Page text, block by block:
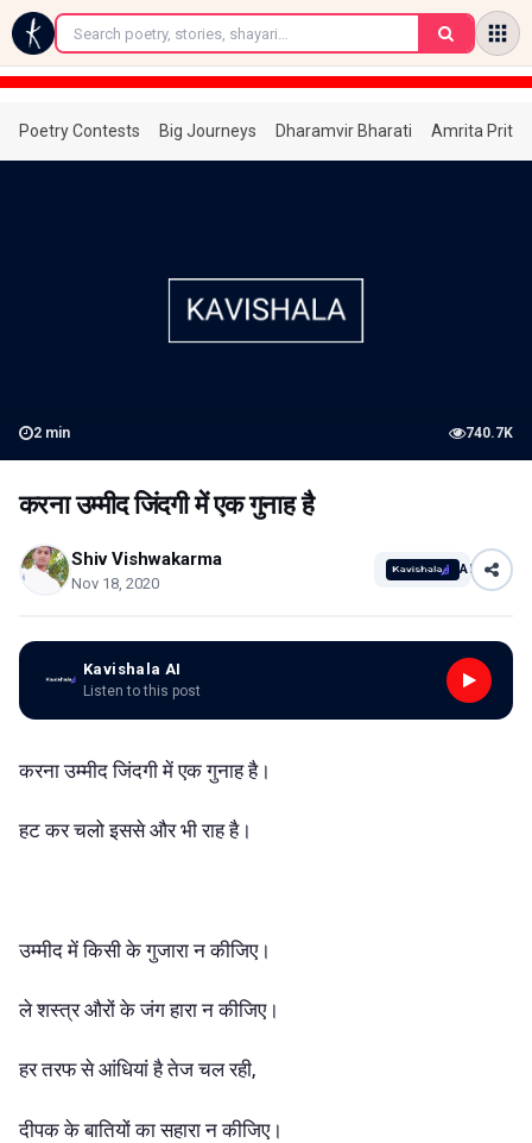
←
Poetry Contests Big Journeys Dharamvir Bharati Amrita
2 min 740.7K
करना उम्मीद जिंदगी में एक गुनाह है
Shiv Vishwakarma
Nov 18, 2020
AI
Kavishala AI
Listen to this post
करना उम्मीद जिंदगी में एक गुनाह है।
हट कर चलो इससे और भी राह है।
उम्मीद में किसी के गुजारा न कीजिए।
ले शस्त्र औरों के जंग हारा न कीजिए।
हर तरफ से आंधियां है तेज चल रही,
दीपक के बातियों का सहारा न कीजिए।